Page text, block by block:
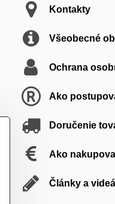
Kontakty
Všeobecné
Ochrana
Ako
Doručenie
Ako
Články a videá